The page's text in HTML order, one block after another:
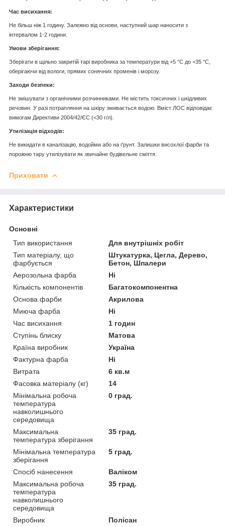
Час висихання:
Не більш ніж 1 годину. Залежно від основи, наступний шар наносити з
інтервалом 1-2 години.
Умови зберігання:
Зберігати в щільно закритій тарі виробника за температури від +5 °C до +35 °C,
оберігаючи від вологи, прямих сонячних променів і морозу.
Заходи безпеки:
Не змішувати з органічними розчинниками. Не містить токсичних і шкідливих
речовин. У разі потрапляння на шкіру змивається водою. Вміст ЛОС відповідає
вимогам Директиви 2004/42/ЄС (<30 г/л).
Утилізація відходів:
Не викидати в каналізацію, водойми або на ґрунт. Залишки висохлої фарби та
порожню тару утилізувати як звичайне будівельне сміття.
Приховати
Характеристики
Основні
Тип використання
Для внутрішніх робіт
Тип матеріалу, що
фарбується
Штукатурка, Цегла, Дерево,
Бетон, Шпалери
Аерозольна фарба
Ні
Кількість компонентів
Багатокомпонентна
Основа фарби
Акрилова
Миюча фарба
Ні
Час висихання
1 годин
Ступінь блиску
Матова
Країна виробник
Україна
Фактурна фарба
Ні
Витрата
6 кв.м
Фасовка матеріалу (кг)
14
Мінімальна робоча
температура
навколишнього
середовища
0 град.
Максимальна
температура зберігання
35 град.
Мінімальна температура
зберігання
5 град.
Спосіб нанесення
Валіком
Максимальна робоча
температура
навколишнього
середовища
35 град.
Виробник
Полісан